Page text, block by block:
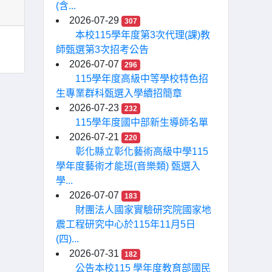
(含...
2026-07-29
307
本校115學年度第3次代理(課)教
師甄選第3次招考公告
2026-07-07
296
115學年度高級中等學校特色招
生專業群科甄選入學續招簡章
2026-07-23
232
115學年度國中部新生導師名單
2026-07-21
220
彰化縣立彰化藝術高級中學115
學年度藝術才能班(音樂類) 甄選入
學...
2026-07-07
183
財團法人國家實驗研究院國家地
震工程研究中心於115年11月5日
(四)...
2026-07-31
182
公告本校115 學年度教育部國民